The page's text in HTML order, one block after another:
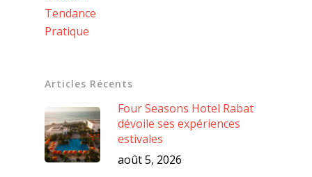
Tendance
Pratique
Articles Récents
Four Seasons Hotel Rabat
dévoile ses expériences
estivales
août 5, 2026